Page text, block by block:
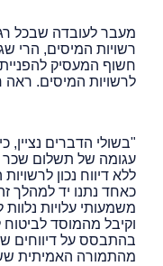
מעבר לעובדה שבכל
רשויות המיסים, הרי
חשוף המעסיק
לרשויות המיסים.
"בשולי הדברים נציין,
עגומה של תשלום שכר
ללא דיווח נכון
כאחד נתנו יד למהלך
משמעותי עלויות
וקיבל מהמוסד
בהתבסס על דיווחים
מהתמורה האמיתית